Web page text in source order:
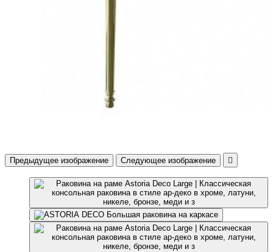
Предыдущее изображение Следующее изображение 